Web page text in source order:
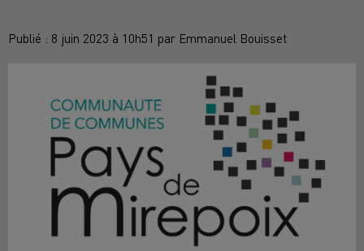
Publié : 8 juin 2023 à 10h51 par Emmanuel Bouisset